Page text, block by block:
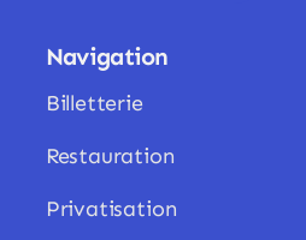
Navigation
Billetterie
Restauration
Privatisation